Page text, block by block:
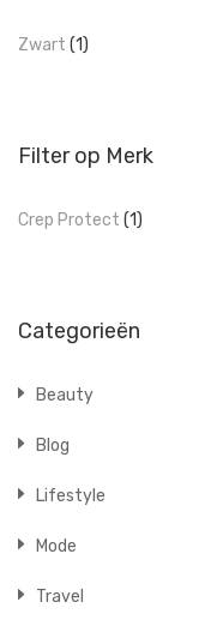
Zwart (1)
Filter op Merk
Crep Protect (1)
Categorieën
Beauty
Blog
Lifestyle
Mode
Travel